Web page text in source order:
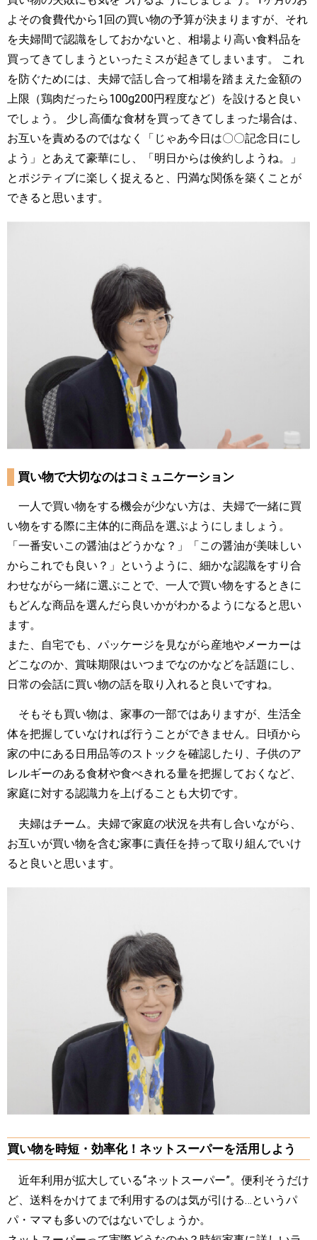
よその食費代から1回の買い物の予算が決まりますが、それ
を夫婦間で認識をしておかないと、相場より高い食料品を
買ってきてしまうといったミスが起きてしまいます。 これ
を防ぐためには、夫婦で話し合って相場を踏まえた金額の
上限（鶏肉だったら100g200円程度など）を設けると良い
でしょう。 少し高価な食材を買ってきてしまった場合は、
お互いを責めるのではなく「じゃあ今日は〇〇記念日にし
よう」とあえて豪華にし、「明日からは倹約しようね。」
とポジティブに楽しく捉えると、円満な関係を築くことが
できると思います。
買い物で大切なのはコミュニケーション
一人で買い物をする機会が少ない方は、夫婦で一緒に買
い物をする際に主体的に商品を選ぶようにしましょう。
「一番安いこの醤油はどうかな？」「この醤油が美味しい
からこれでも良い？」というように、細かな認識をすり合
わせながら一緒に選ぶことで、一人で買い物をするときに
もどんな商品を選んだら良いかがわかるようになると思い
ます。
また、自宅でも、パッケージを見ながら産地やメーカーは
どこなのか、賞味期限はいつまでなのかなどを話題にし、
日常の会話に買い物の話を取り入れると良いですね。
そもそも買い物は、家事の一部ではありますが、生活全
体を把握していなければ行うことができません。日頃から
家の中にある日用品等のストックを確認したり、子供のア
レルギーのある食材や食べきれる量を把握しておくなど、
家庭に対する認識力を上げることも大切です。
夫婦はチーム。夫婦で家庭の状況を共有し合いながら、
お互いが買い物を含む家事に責任を持って取り組んでいけ
ると良いと思います。
買い物を時短・効率化！ネットスーパーを活用しよう
近年利用が拡大している“ネットスーパー”。便利そうだけ
ど、送料をかけてまで利用するのは気が引ける…というパ
パ・ママも多いのではないでしょうか。